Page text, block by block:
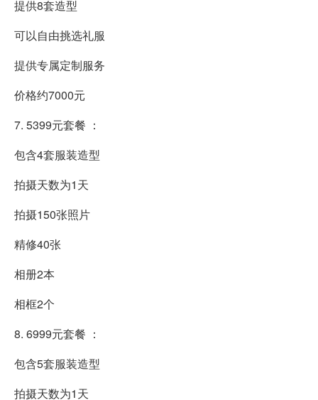
提供8套造型
可以自由挑选礼服
提供专属定制服务
价格约7000元
7. 5399元套餐 ：
包含4套服装造型
拍摄天数为1天
拍摄150张照片
精修40张
相册2本
相框2个
8. 6999元套餐 ：
包含5套服装造型
拍摄天数为1天